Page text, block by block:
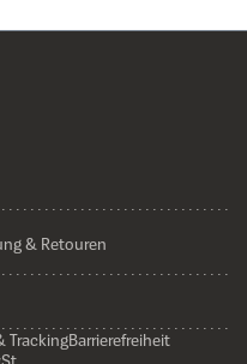
& Retouren
TrackingBarrierefreiheit